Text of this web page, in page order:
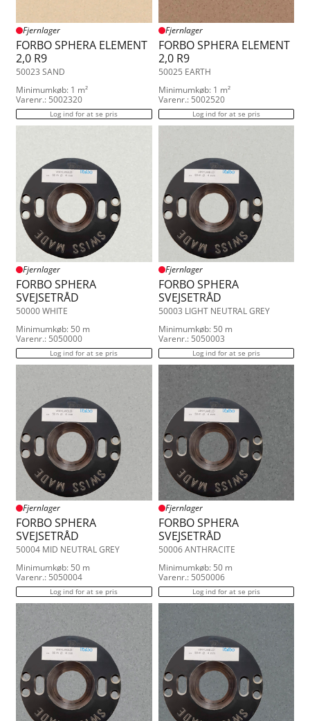
Fjernlager
FORBO SPHERA ELEMENT
2,0 R9
50023 SAND
Minimumkøb: 1 m²
Varenr.: 5002320
Log ind for at se pris
Fjernlager
FORBO SPHERA ELEMENT
2,0 R9
50025 EARTH
Minimumkøb: 1 m²
Varenr.: 5002520
Log ind for at se pris
Fjernlager
FORBO SPHERA
SVEJSETRÅD
50000 WHITE
Minimumkøb: 50 m
Varenr.: 5050000
Log ind for at se pris
Fjernlager
FORBO SPHERA
SVEJSETRÅD
50003 LIGHT NEUTRAL GREY
Minimumkøb: 50 m
Varenr.: 5050003
Log ind for at se pris
Fjernlager
FORBO SPHERA
SVEJSETRÅD
50004 MID NEUTRAL GREY
Minimumkøb: 50 m
Varenr.: 5050004
Log ind for at se pris
Fjernlager
FORBO SPHERA
SVEJSETRÅD
50006 ANTHRACITE
Minimumkøb: 50 m
Varenr.: 5050006
Log ind for at se pris